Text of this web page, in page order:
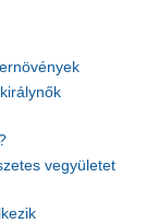
vegyületet